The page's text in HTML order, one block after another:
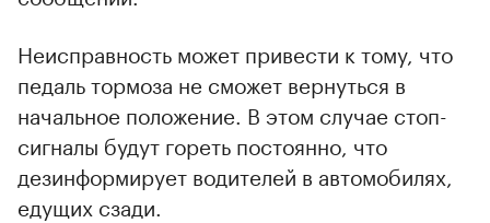
Неисправность может привести к тому, что
педаль тормоза не сможет вернуться в
начальное положение. В этом случае стоп-
сигналы будут гореть постоянно, что
дезинформирует водителей в автомобилях,
едущих сзади.